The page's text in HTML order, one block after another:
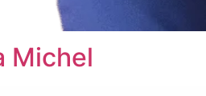
Michel